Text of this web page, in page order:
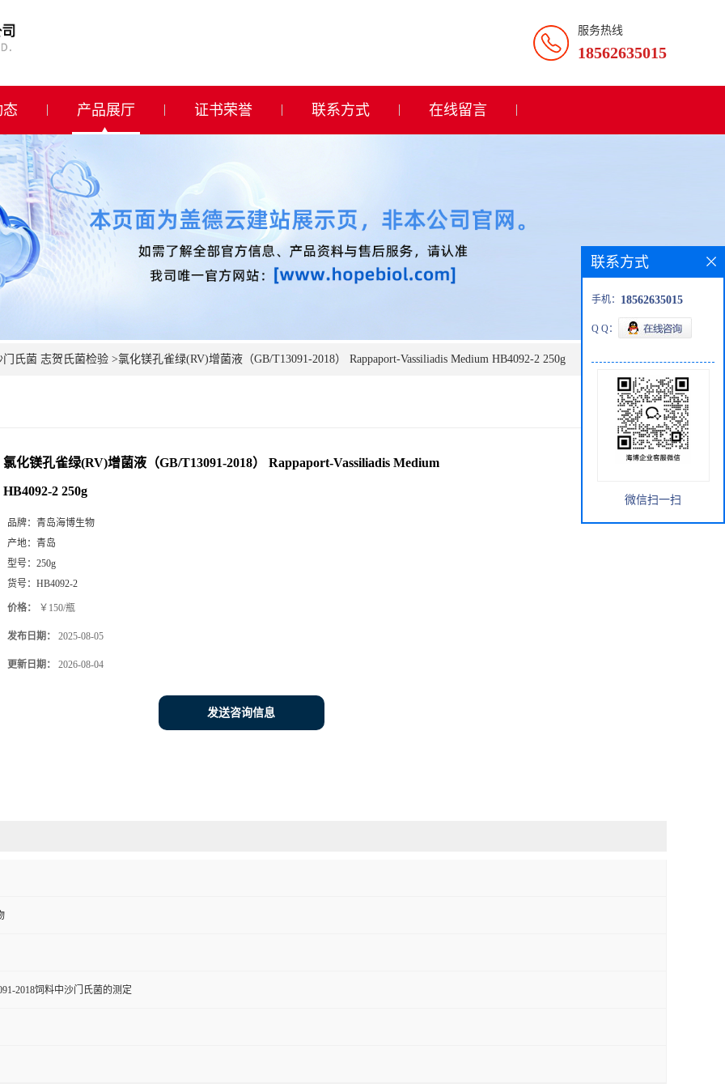
服务热线
18562635015
产品展厅 证书荣誉 联系方式 在线留言
氏菌 志贺氏菌检验 >氯化镁孔雀绿(RV)增菌液（GB/T13091-2018） Rappaport-Vassiliadis Medium HB4092-2 250g
氯化镁孔雀绿(RV)增菌液（GB/T13091-2018） Rappaport-Vassiliadis Medium
HB4092-2 250g
品牌： 青岛海博生物
产地： 青岛
型号： 250g
货号： HB4092-2
价格： ￥150/瓶
发布日期： 2025-08-05
更新日期： 2026-08-04
发送咨询信息
2018饲料中沙门氏菌的测定
联系方式
手机： 18562635015
Q Q：
微信扫一扫